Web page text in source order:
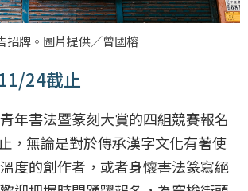
招牌。圖片提供／曾國榕
24截止
年書法暨篆刻大賞的四組競賽報名
，無論是對於傳承漢字文化有著使
度的創作者，或者身懷書法篆寫絕